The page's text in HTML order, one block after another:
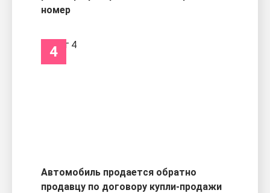
номер
4
Автомобиль продается обратно
продавцу по договору купли-продажи